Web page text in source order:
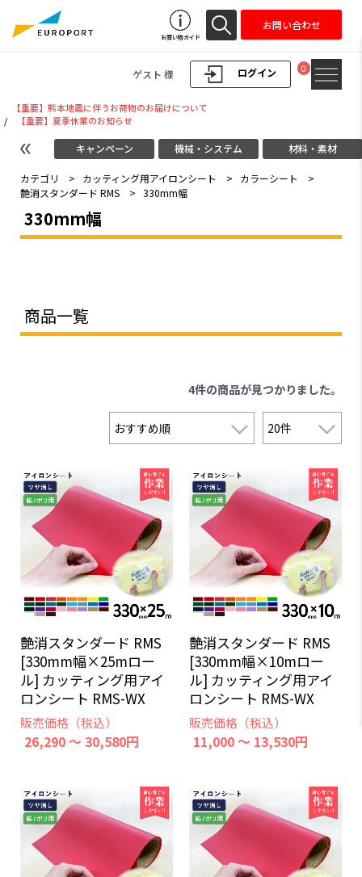
ログイン
ゲスト 様 0
お買い物ガイド
お問い合わせ
【重要】熊本地震に伴うお荷物のお届けについて
/
【重要】夏季休業のお知らせ
キャンペーン 機械・システム 材料・素材
カテゴリ > カッティング用アイロンシート > カラーシート
>
艶消スタンダード RMS
> 330mm幅
330mm幅
商品一覧
4件の商品が見つかりました。
艶消スタンダード RMS
[330mm幅×25mロー
ル] カッティング用アイ
ロンシート RMS-WX
販売価格（税込）
26,290 ～ 30,580円
艶消スタンダード RMS
[330mm幅×10mロー
ル] カッティング用アイ
ロンシート RMS-WX
販売価格（税込）
11,000 ～ 13,530円